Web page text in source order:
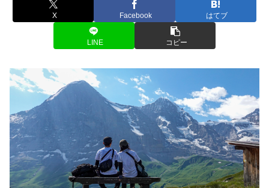
X Facebook はてブ
LINE コピー